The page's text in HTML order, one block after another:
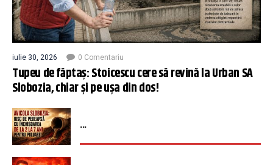
iulie 30, 2026 0 Comentariu
Tupeu de făptaș: Stoicescu cere să revină la Urban SA
Slobozia, chiar și pe ușa din dos!
...